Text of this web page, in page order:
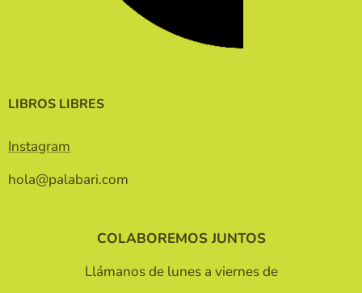
LIBROS LIBRES
Instagram
hola@palabari.com
COLABOREMOS JUNTOS
Llámanos de lunes a viernes de